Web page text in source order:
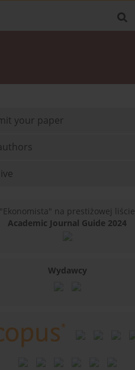
your paper
"Ekonomista" na prestiżowej liście
Academic Journal Guide 2024
Wydawcy